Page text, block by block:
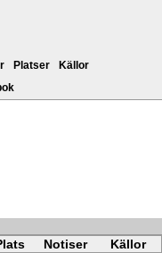
Platser
Källor
Notiser
Källor